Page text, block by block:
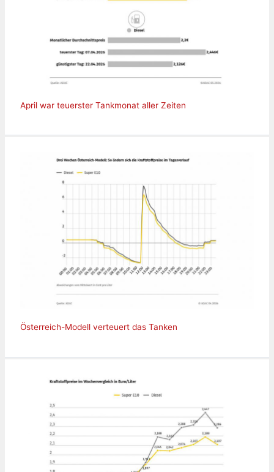
April war teuerster Tankmonat aller Zeiten
Österreich-Modell verteuert das Tanken